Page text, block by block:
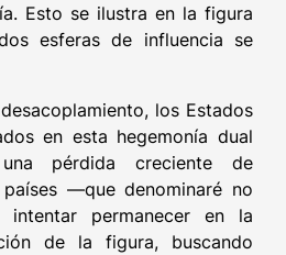
Esto se ilustra en la figura
esferas de influencia se
los Estados
en esta hegemonía dual
pérdida creciente de
—que denominaré no
intentar permanecer en la
de la figura, buscando